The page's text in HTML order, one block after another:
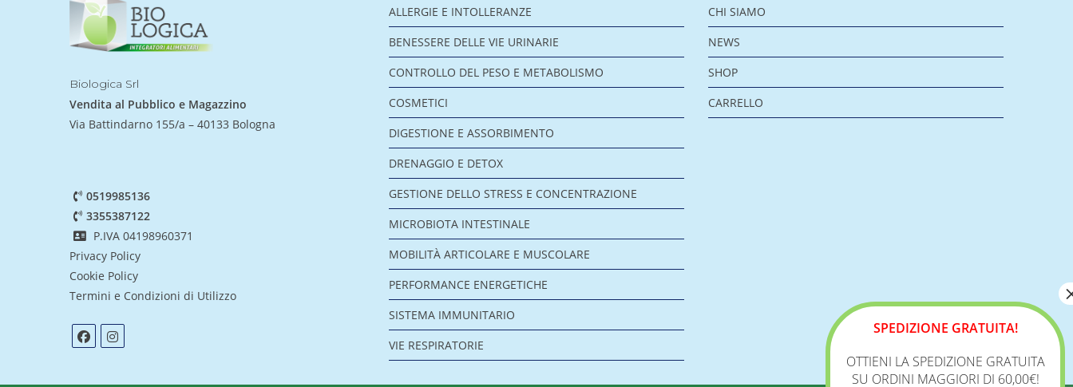
Biologica Srl
Vendita al Pubblico e Magazzino
Via Battindarno 155/a – 40133 Bologna
0519985136
3355387122
P.IVA 04198960371
Privacy Policy
Cookie Policy
Termini e Condizioni di Utilizzo
ALLERGIE E INTOLLERANZE
BENESSERE DELLE VIE URINARIE
CONTROLLO DEL PESO E METABOLISMO
COSMETICI
DIGESTIONE E ASSORBIMENTO
DRENAGGIO E DETOX
GESTIONE DELLO STRESS E CONCENTRAZIONE
MICROBIOTA INTESTINALE
MOBILITÀ ARTICOLARE E MUSCOLARE
PERFORMANCE ENERGETICHE
SISTEMA IMMUNITARIO
VIE RESPIRATORIE
CHI SIAMO
NEWS
SHOP
CARRELLO
SPEDIZIONE GRATUITA!
OTTIENI LA SPEDIZIONE GRATUITA
SU ORDINI MAGGIORI DI 60,00€!